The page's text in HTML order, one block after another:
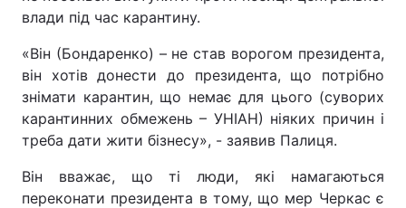
влади під час карантину.
«Він (Бондаренко) – не став ворогом президента,
він хотів донести до президента, що потрібно
знімати карантин, що немає для цього (суворих
карантинних обмежень – УНІАН) ніяких причин і
треба дати жити бізнесу», - заявив Палиця.
Він вважає, що ті люди, які намагаються
переконати президента в тому, що мер Черкас є